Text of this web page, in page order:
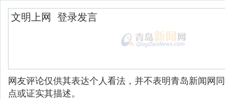
网友评论仅供其表达个人看法，并不表明青岛新闻网
点或证实其描述。